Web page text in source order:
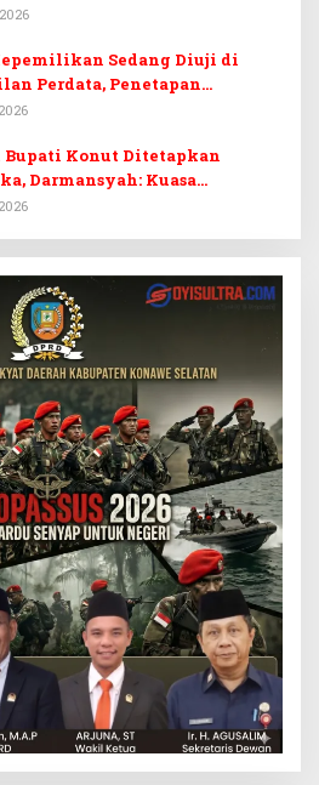
Sedang Diuji di
Perdata, Penetapan
Dr. Ruksamin Dinilai
Bupati Konut Ditetapkan
Darmansyah: Kuasa
Diduga Kebingungan